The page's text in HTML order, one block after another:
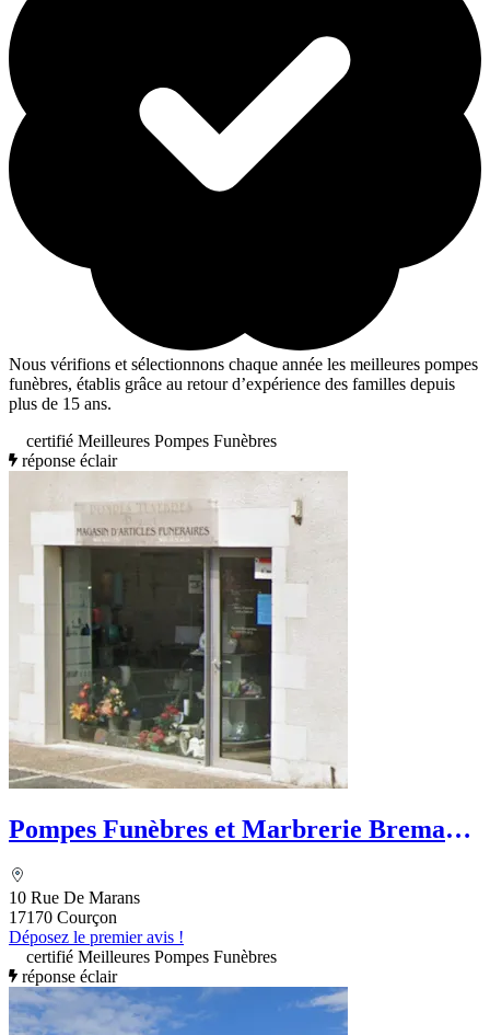
Nous vérifions et sélectionnons chaque année les meilleures pompes
funèbres, établis grâce au retour d’expérience des familles depuis
plus de 15 ans.
certifié Meilleures Pompes Funèbres
réponse éclair
Pompes Funèbres et Marbrerie Bremand
10 Rue De Marans
17170 Courçon
Déposez le premier avis !
certifié Meilleures Pompes Funèbres
réponse éclair